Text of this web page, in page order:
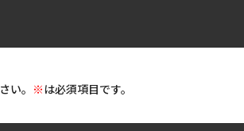
い。 ※は必須項目です。